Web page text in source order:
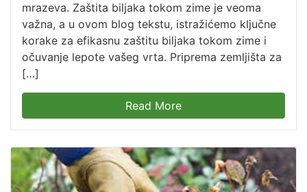
mrazeva. Zaštita biljaka tokom zime je veoma
važna, a u ovom blog tekstu, istražićemo ključne
korake za efikasnu zaštitu biljaka tokom zime i
očuvanje lepote vašeg vrta. Priprema zemljišta za
[…]
Read More